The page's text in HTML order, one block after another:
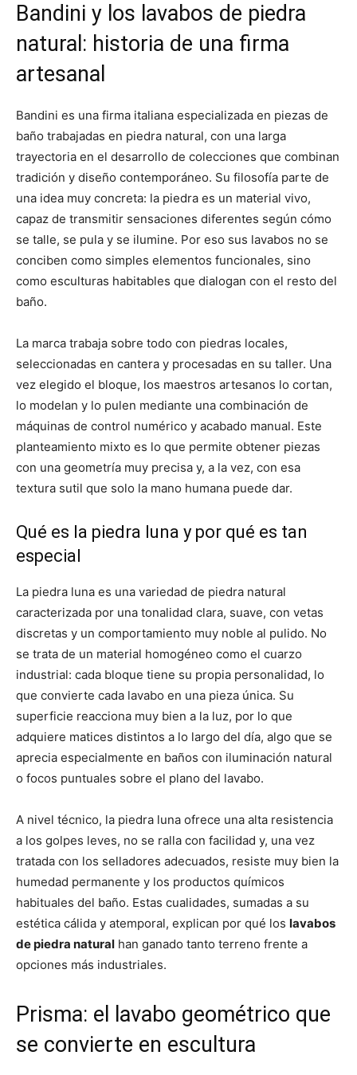
Bandini y los lavabos de piedra
natural: historia de una firma
artesanal
Bandini es una firma italiana especializada en piezas de
baño trabajadas en piedra natural, con una larga
trayectoria en el desarrollo de colecciones que combinan
tradición y diseño contemporáneo. Su filosofía parte de
una idea muy concreta: la piedra es un material vivo,
capaz de transmitir sensaciones diferentes según cómo
se talle, se pula y se ilumine. Por eso sus lavabos no se
conciben como simples elementos funcionales, sino
como esculturas habitables que dialogan con el resto del
baño.
La marca trabaja sobre todo con piedras locales,
seleccionadas en cantera y procesadas en su taller. Una
vez elegido el bloque, los maestros artesanos lo cortan,
lo modelan y lo pulen mediante una combinación de
máquinas de control numérico y acabado manual. Este
planteamiento mixto es lo que permite obtener piezas
con una geometría muy precisa y, a la vez, con esa
textura sutil que solo la mano humana puede dar.
Qué es la piedra luna y por qué es tan
especial
La piedra luna es una variedad de piedra natural
caracterizada por una tonalidad clara, suave, con vetas
discretas y un comportamiento muy noble al pulido. No
se trata de un material homogéneo como el cuarzo
industrial: cada bloque tiene su propia personalidad, lo
que convierte cada lavabo en una pieza única. Su
superficie reacciona muy bien a la luz, por lo que
adquiere matices distintos a lo largo del día, algo que se
aprecia especialmente en baños con iluminación natural
o focos puntuales sobre el plano del lavabo.
A nivel técnico, la piedra luna ofrece una alta resistencia
a los golpes leves, no se ralla con facilidad y, una vez
tratada con los selladores adecuados, resiste muy bien la
humedad permanente y los productos químicos
habituales del baño. Estas cualidades, sumadas a su
estética cálida y atemporal, explican por qué los lavabos
de piedra natural han ganado tanto terreno frente a
opciones más industriales.
Prisma: el lavabo geométrico que
se convierte en escultura